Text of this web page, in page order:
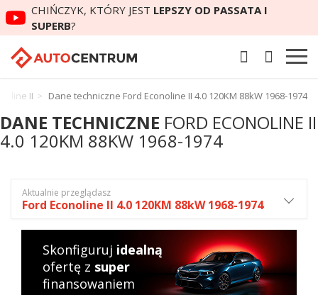
CHIŃCZYK, KTÓRY JEST LEPSZY OD PASSATA I
SUPERB?
II Dane techniczne Ford Econoline II 4.0 120KM 88kW 1968-1974
DANE TECHNICZNE FORD ECONOLINE II
4.0 120KM 88KW 1968-1974
Aktualnie przeglądasz
Ford Econoline II 4.0 120KM 88kW 1968-1974
Skonfiguruj idealną
ofertę z super
finansowaniem